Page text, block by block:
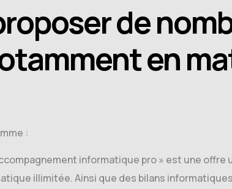
de
en
:
informatique pro » est une
illimitée. Ainsi que des bilans